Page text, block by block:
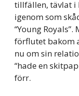
tillfällen, tävlat i
igenom som
“Young
förflutet bakom
nu om sin
“hade en
förr.